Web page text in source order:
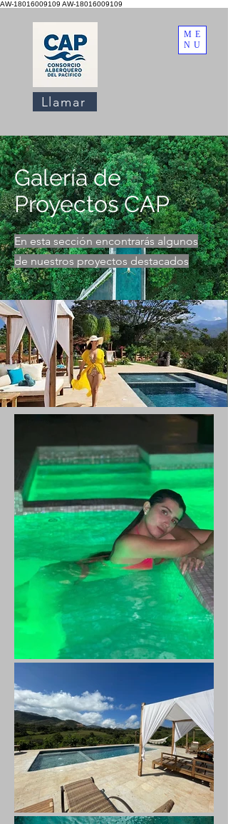
AW-18016009109 AW-18016009109
ME
NU
Llamar
Galería de
Proyectos CAP
En esta sección encontrarás algunos
de nuestros proyectos destacados